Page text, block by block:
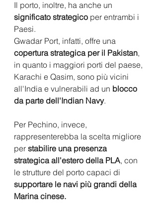
Il porto, inoltre, ha anche un
significato strategico per entrambi i
Paesi.
Gwadar Port, infatti, offre una
copertura strategica per il Pakistan,
in quanto i maggiori porti del paese,
Karachi e Qasim, sono più vicini
all'India e vulnerabili ad un blocco
da parte dell'Indian Navy.
Per Pechino, invece,
rappresenterebba la scelta migliore
per stabilire una presenza
strategica all'estero della PLA, con
le strutture del porto capaci di
supportare le navi più grandi della
Marina cinese.